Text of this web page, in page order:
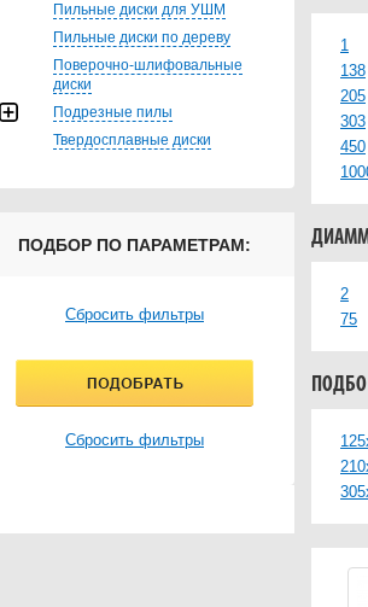
Пильные диски для УШМ
Пильные диски по дереву
Поверочно-шлифовальные
диски
Подрезные пилы
Твердосплавные диски
ПОДБОР ПО ПАРАМЕТРАМ:
Сбросить фильтры
Сбросить фильтры
1
138
205
303
450
2
75